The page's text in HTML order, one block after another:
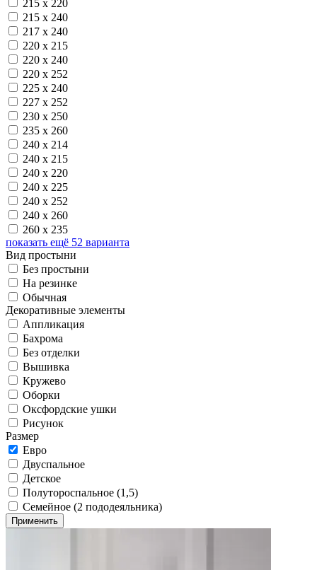
215 х 220
215 х 240
217 х 240
220 х 215
220 х 240
220 х 252
225 х 240
227 х 252
230 х 250
235 х 260
240 х 214
240 х 215
240 х 220
240 х 225
240 х 252
240 х 260
260 х 235
показать ещё 52 варианта
Вид простыни
Без простыни
На резинке
Обычная
Декоративные элементы
Аппликация
Бахрома
Без отделки
Вышивка
Кружево
Оборки
Оксфордские ушки
Рисунок
Размер
Евро
Двуспальное
Детское
Полутороспальное (1,5)
Семейное (2 пододеяльника)
Применить